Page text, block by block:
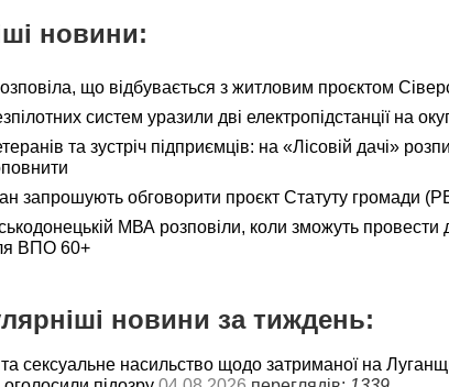
новини:
що відбувається з житловим проєктом
систем уразили дві електропідстанції на
та зустріч підприємців: на «Лісовій дачі»
запрошують обговорити проєкт Статуту громади
МВА розповіли, коли зможуть провести
ВПО 60+
новини за тиждень:
сексуальне насильство щодо затриманої на